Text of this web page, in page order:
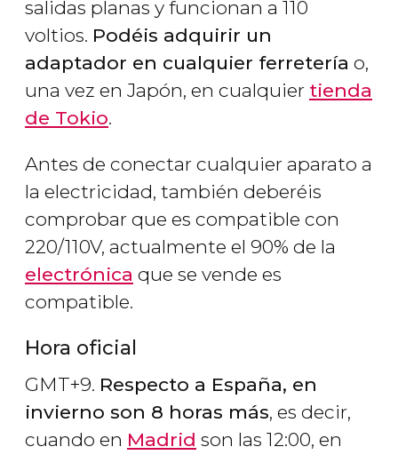
salidas planas y funcionan a 110
voltios. Podéis adquirir un
adaptador en cualquier ferretería o,
una vez en Japón, en cualquier tienda
de Tokio.
Antes de conectar cualquier aparato a
la electricidad, también deberéis
comprobar que es compatible con
220/110V, actualmente el 90% de la
electrónica que se vende es
compatible.
Hora oficial
GMT+9. Respecto a España, en
invierno son 8 horas más, es decir,
cuando en Madrid son las 12:00, en